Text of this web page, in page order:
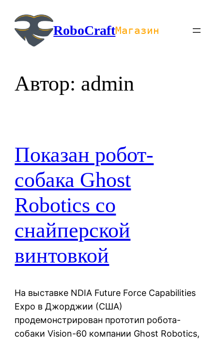
содержимомуRoboCraftМагазин
Автор: admin
Показан робот-
собака Ghost
Robotics со
снайперской
винтовкой
На выставке NDIA Future Force Capabilities
Expo в Джорджии (США)
продемонстрирован прототип робота-
собаки Vision-60 компании Ghost Robotics,